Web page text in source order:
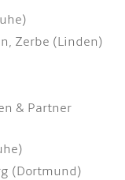
Zerbe (Linden)
& Partner
(Dortmund)